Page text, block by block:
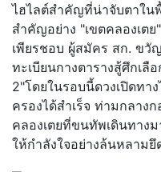
ไฮไลต์สำคัญที่น่าจับตาใน
สำคัญอย่าง "เขตคลองเต
เพียรชอบ ผู้สมัคร สก. ขวั
ทะเบียนกางตารางสู้ศึกเ
2"โดยในรอบนี้ดวงเปิดทา
ครองได้สำเร็จ ท่ามกลาง
คลองเตยที่ขนทัพเดินทางม
ให้กำลังใจอย่างล้นหลาม